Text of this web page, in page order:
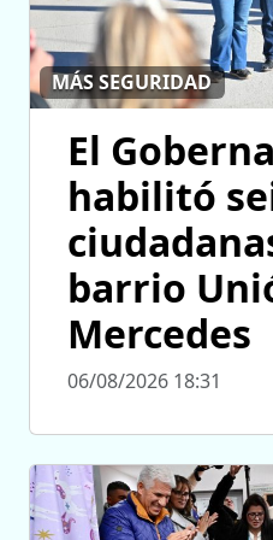
MÁS SEGURIDAD
El
habilitó
barrio
Mercedes
06/08/2026 18:31